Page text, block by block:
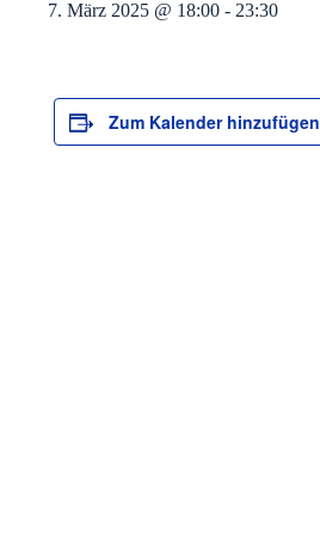
7. März 2025 @ 18:00 - 23:30
Zum Kalender hinzufügen